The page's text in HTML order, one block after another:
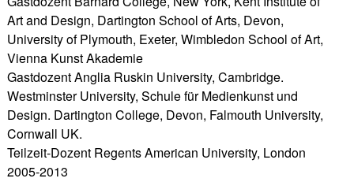
Art and Design, Dartington School of Arts, Devon,
University of Plymouth, Exeter, Wimbledon School of Art,
Vienna Kunst Akademie
Gastdozent Anglia Ruskin University, Cambridge.
Westminster University, Schule für Medienkunst und
Design. Dartington College, Devon, Falmouth University,
Cornwall UK.
Teilzeit-Dozent Regents American University, London
2005-2013